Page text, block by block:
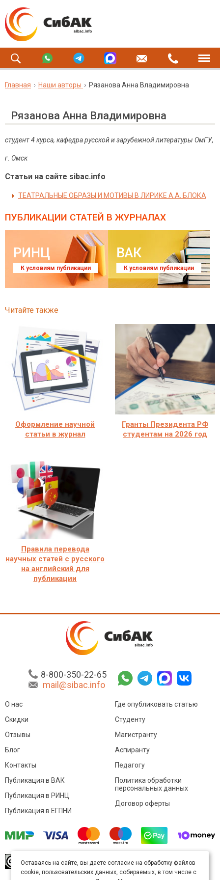
Главная Наши авторы Рязанова Анна Владимировна
Рязанова Анна Владимировна
студент 4 курса, кафедра русской и зарубежной литературы ОмГУ,
г. Омск
Статьи на сайте sibac.info
ТЕАТРАЛЬНЫЕ ОБРАЗЫ И МОТИВЫ В ЛИРИКЕ А.А. БЛОКА
ПУБЛИКАЦИИ СТАТЕЙ В ЖУРНАЛАХ
РИНЦ
К условиям публикации
ВАК
К условиям публикации
Читайте также
Оформление научной
статьи в журнал
Гранты Президента РФ
студентам на 2026 год
Правила перевода
научных статей с русского
на английский для
публикации
8-800-350-22-65
mail@sibac.info
О нас
Скидки
Отзывы
Блог
Контакты
Где опубликовать статью
Студенту
Магистранту
Аспиранту
Педагогу
Публикация в ВАК
Публикация в РИНЦ
Публикация в ЕГПНИ
Политика обработки
персональных данных
Договор оферты
произведение доступно полицензии Creative
Commons «Attribution» («Атрибуция») 4.0
Оставаясь на сайте, вы даете согласие на обработку файлов
cookie, пользовательских данных, собираемых, в том числе с